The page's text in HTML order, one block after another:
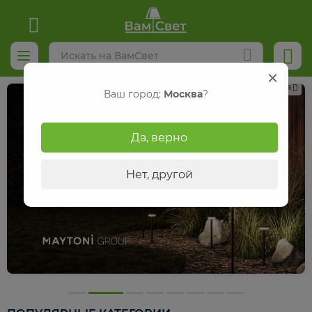
Реклама
Ваш город: Москва?
Да, верно
Нет, другой